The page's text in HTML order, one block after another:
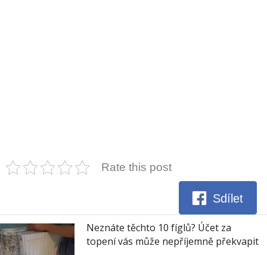
Rate this post
Sdílet
Neznáte těchto 10 fíglů? Účet za
topení vás může nepříjemně překvapit